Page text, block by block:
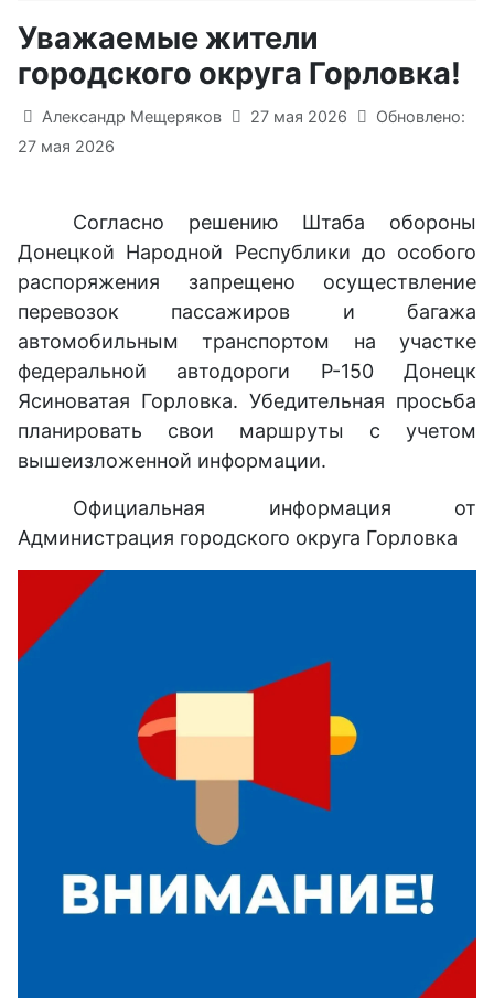
Уважаемые жители
городского округа Горловка!
Информация о материале
Александр Мещеряков 27 мая 2026
Обновлено:
27 мая 2026
Согласно решению Штаба обороны
Донецкой Народной Республики до особого
распоряжения запрещено осуществление
перевозок пассажиров и багажа
автомобильным транспортом на участке
федеральной автодороги Р-150 Донецк
Ясиноватая Горловка. Убедительная просьба
планировать свои маршруты с учетом
вышеизложенной информации.
Официальная информация от
Администрация городского округа Горловка